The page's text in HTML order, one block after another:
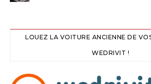
LOUEZ LA VOITURE ANCIENNE DE
WEDRIVIT !